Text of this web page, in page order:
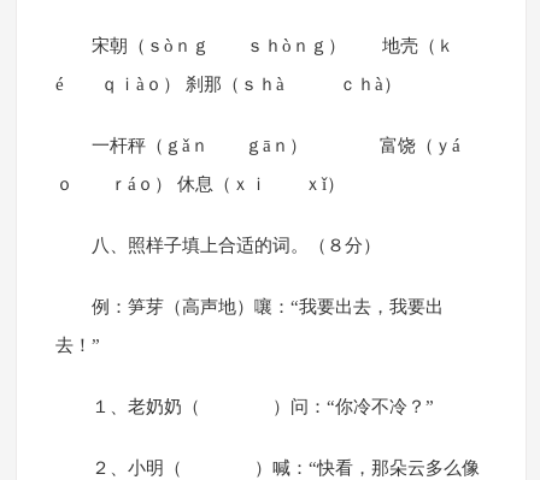
宋朝（ｓòｎｇ ｓｈòｎｇ） 地壳（ｋ
é ｑｉàｏ） 刹那（ｓｈà ｃｈà）
一杆秤（ｇǎｎ ｇāｎ） 富饶（ｙá
ｏ ｒáｏ） 休息（ｘｉ ｘǐ）
八、照样子填上合适的词。（８分）
例：笋芽（高声地）嚷：“我要出去，我要出
去！”
１、老奶奶（ ）问：“你冷不冷？”
２、小明（ ）喊：“快看，那朵云多么像